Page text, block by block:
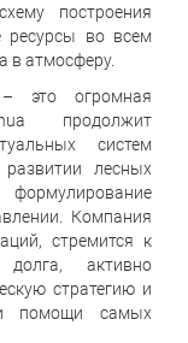
построения
ресурсы во всем
в атмосферу.
это огромная
продолжит
систем
лесных
Компания
стремится к
активно
стратегию и
помощи самых